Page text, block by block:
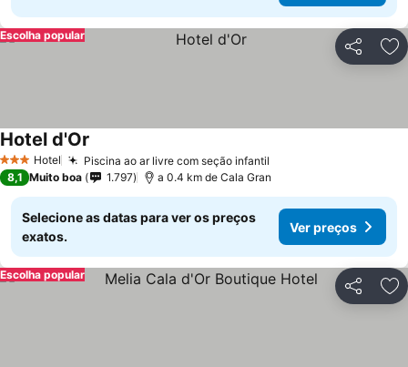
Partilhar
Escolha popular
3 EstrelasHotel Piscina ao ar livre com seção infantil
Hotel d'Or
8,1 Muito boa 1.797 a 0.4 km de Cala Gran
Selecione as datas para ver os preços
exatos.
Ver preços
Partilhar
Escolha popular